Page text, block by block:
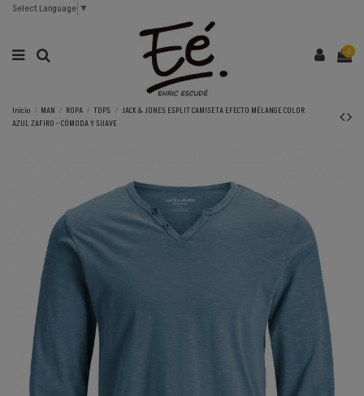
Select Language ▼
0
Inicio MAN ROPA TOPS
JACK & JONES ESPLIT CAMISETA EFECTO MÉLANGE COLOR
AZUL ZAFIRO - CÓMODA Y SUAVE